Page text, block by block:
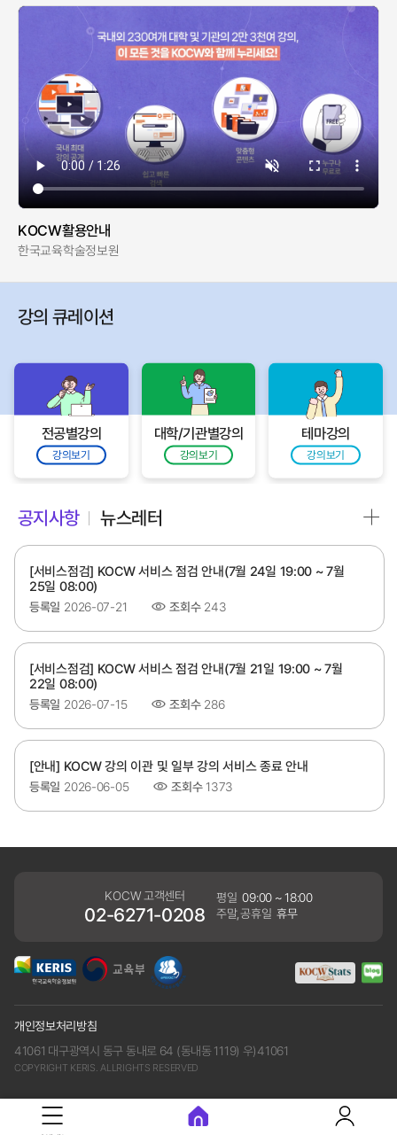
KOCW활용안내
한국교육학술정보원
강의 큐레이션
전공별강의
강의보기
대학/기관별강의
강의보기
테마강의
강의보기
공지사항 뉴스레터
[서비스점검] KOCW 서비스 점검 안내(7월 24일 19:00 ~ 7월
25일 08:00)
등록일 2026-07-21 조회수 243
[서비스점검] KOCW 서비스 점검 안내(7월 21일 19:00 ~ 7월
22일 08:00)
등록일 2026-07-15 조회수 286
[안내] KOCW 강의 이관 및 일부 강의 서비스 종료 안내
등록일 2026-06-05 조회수 1373
KOCW 고객센터
02-6271-0208
평일 09:00 ~ 18:00
주말,공휴일 휴무
개인정보처리방침
41061 대구광역시 동구 동내로 64 (동내동 1119) 우)41061
COPYRIGHT KERIS. ALLRIGHTS RESERVED